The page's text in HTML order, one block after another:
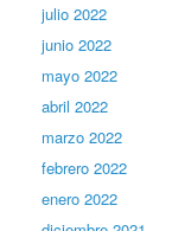
julio 2022
junio 2022
mayo 2022
abril 2022
marzo 2022
febrero 2022
enero 2022